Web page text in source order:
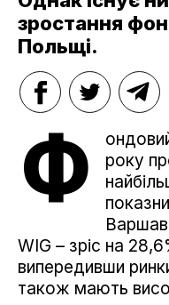
зростання
Польщі.
Ф
року
WIG – зріс на
випередивши
також мають